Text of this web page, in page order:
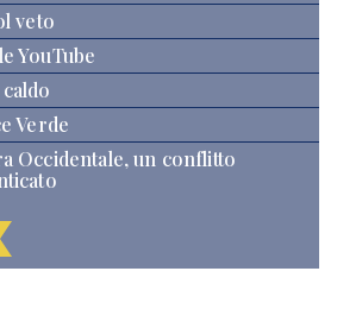
veto
YouTube
Verde
Occidentale, un conflitto